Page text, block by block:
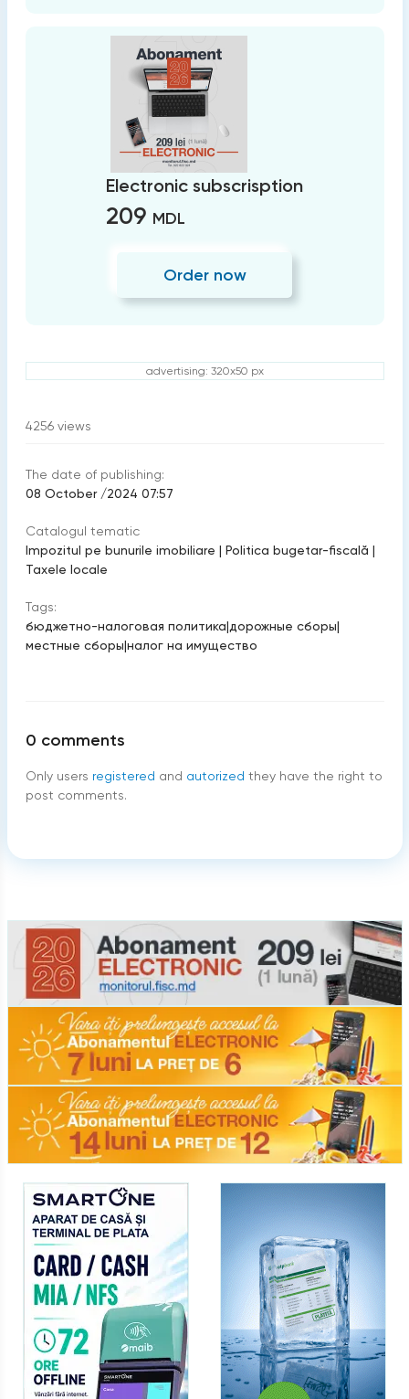
Electronic subscrisption
209 MDL
Order now
advertising: 320x50 px
4256 views
The date of publishing:
08 October /2024 07:57
Catalogul tematic
Impozitul pe bunurile imobiliare | Politica bugetar-fiscală |
Taxele locale
Tags:
бюджетно-налоговая политика|дорожные сборы|
местные сборы|налог на имущество
0 comments
Only users registered and autorized they have the right to
post comments.